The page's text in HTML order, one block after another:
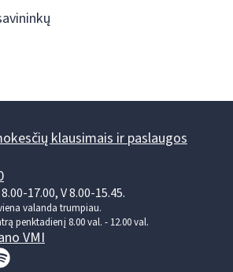
klausimais ir paslaugos
17.00, V 8.00-15.45.
valanda trumpiau.
penktadienį 8.00 val. - 12.00 val.
VMI